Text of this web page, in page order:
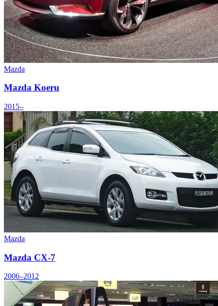
Mazda
Mazda Koeru
2015–
Mazda
Mazda CX-7
2006–2012